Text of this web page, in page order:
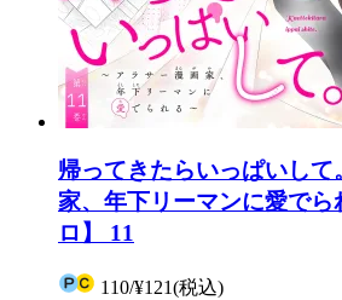
帰ってきたらいっぱいし
家、年下リーマンに愛でら
ロ】 11
110/¥121(税込)